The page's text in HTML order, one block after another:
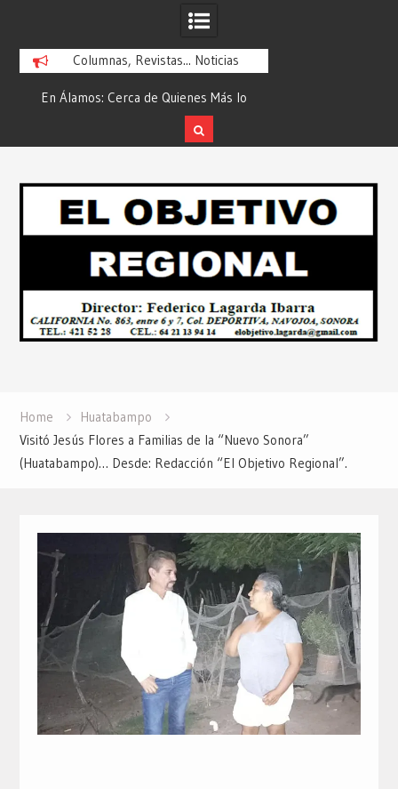
Columnas, Revistas... Noticias
En Álamos: Cerca de Quienes Más lo
Necesitan… Desde: Redacción “El
Objetivo Regional”.
ATTITUDE de
Home
Huatabampo
Visitó Jesús Flores a Familias de la “Nuevo Sonora”
(Huatabampo)… Desde: Redacción “El Objetivo Regional”.